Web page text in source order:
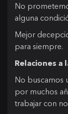
No
alguna
Mejor
para siempre.
Relaciones a
No buscamos
por muchos
trabajar con